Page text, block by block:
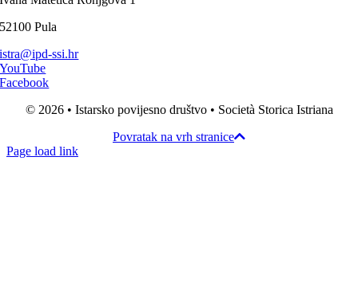
52100 Pula
istra@ipd-ssi.hr
YouTube
Facebook
© 2026 • Istarsko povijesno društvo • Società Storica Istriana
Povratak na vrh stranice
Page load link